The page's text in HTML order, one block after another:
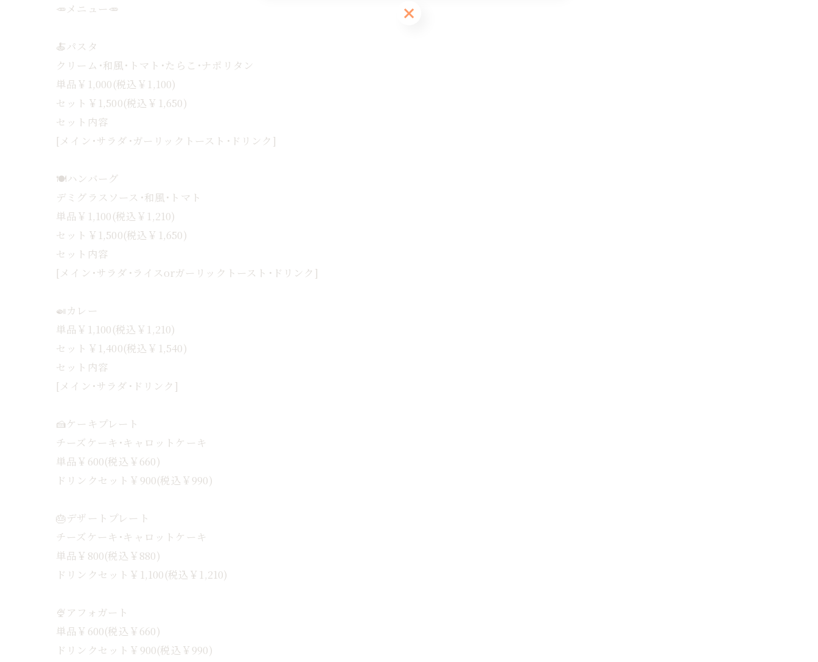
🥕メニュー🥕
🍝パスタ
クリーム･和風･トマト･たらこ･ナポリタン
単品￥1,000(税込￥1,100)
セット￥1,500(税込￥1,650)
セット内容
[メイン･サラダ･ガーリックトースト･ドリンク]
🍽ハンバーグ
デミグラスソース･和風･トマト
単品￥1,100(税込￥1,210)
セット￥1,500(税込￥1,650)
セット内容
[メイン･サラダ･ライスorガーリックトースト･ドリンク]
🍛カレー
単品￥1,100(税込￥1,210)
セット￥1,400(税込￥1,540)
セット内容
[メイン･サラダ･ドリンク]
🍰ケーキプレート
チーズケーキ･キャロットケーキ
単品￥600(税込￥660)
ドリンクセット￥900(税込￥990)
🎂デザートプレート
チーズケーキ･キャロットケーキ
単品￥800(税込￥880)
ドリンクセット￥1,100(税込￥1,210)
🍨アフォガート
単品￥600(税込￥660)
ドリンクセット￥900(税込￥990)
ご予約はこちら